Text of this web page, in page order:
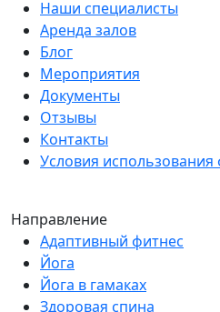
Наши специалисты
Аренда залов
Блог
Мероприятия
Документы
Отзывы
Контакты
Условия
Направление
Адаптивный фитнес
Йога
Йога в гамаках
Здоровая спина